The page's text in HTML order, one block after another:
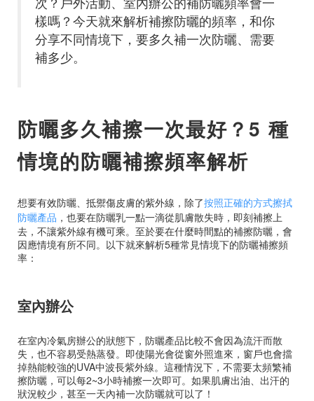
樣嗎？今天就來解析補擦防曬的頻率，和你
分享不同情境下，要多久補一次防曬、需要
補多少。
防曬多久補擦一次最好？5 種
情境的防曬補擦頻率解析
想要有效防曬、抵禦傷皮膚的紫外線，除了按照正確的方式擦拭
防曬產品 ，也要在防曬乳一點一滴從肌膚散失時，即刻補擦上
去，不讓紫外線有機可乘。至於要在什麼時間點的補擦防曬，會
因應情境有所不同。以下就來解析5種常見情境下的防曬補擦頻
率：
室內辦公
在室內冷氣房辦公的狀態下，防曬產品比較不會因為流汗而散
失，也不容易受熱蒸發。即使陽光會從窗外照進來，窗戶也會擋
掉熱能較強的UVA中波長紫外線。這種情況下，不需要太頻繁補
擦防曬，可以每2~3小時補擦一次即可。如果肌膚出油、出汗的
狀況較少，甚至一天內補一次防曬就可以了！